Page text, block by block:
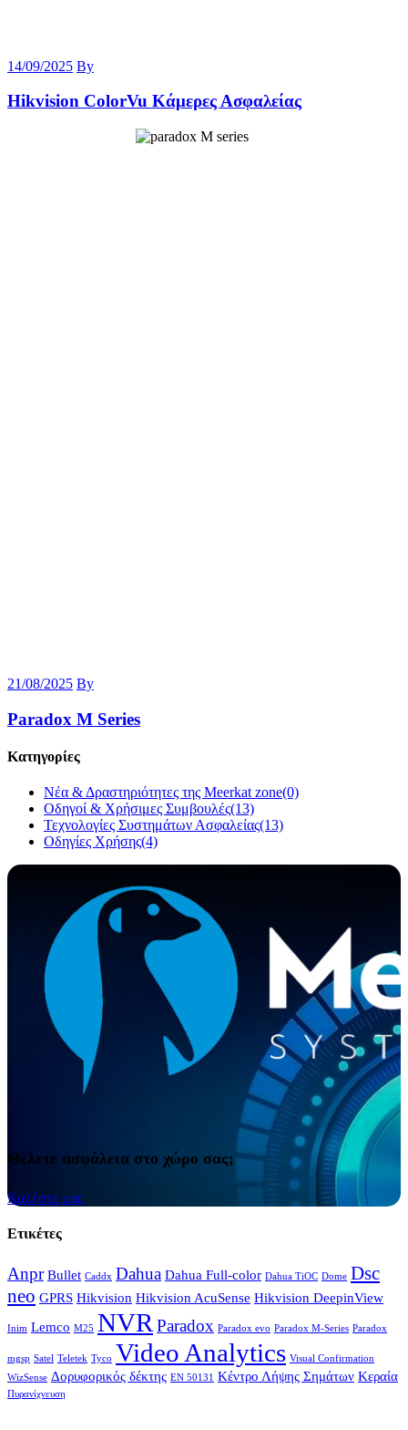
14/09/2025 By
Hikvision ColorVu Κάμερες Ασφαλείας
21/08/2025 By
Paradox M Series
Κατηγορίες
Νέα & Δραστηριότητες της Meerkat zone(0)
Οδηγοί & Χρήσιμες Συμβουλές(13)
Τεχνολογίες Συστημάτων Ασφαλείας(13)
Οδηγίες Χρήσης(4)
Θέλετε ασφάλεια στο χώρο σας;
Καλέστε μας
Ετικέτες
Anpr Bullet Caddx Dahua Dahua Full-color Dahua TiOC Dome Dsc
neo GPRS Hikvision Hikvision AcuSense Hikvision DeepinView
Inim Lemco M25 NVR Paradox Paradox evo Paradox M-Series Paradox
mgsp Satel Teletek Tyco Video Analytics Visual Confirmation
WizSense Δορυφορικός δέκτης ΕΝ 50131 Κέντρο Λήψης Σημάτων Κεραία
Πυρανίχνευση